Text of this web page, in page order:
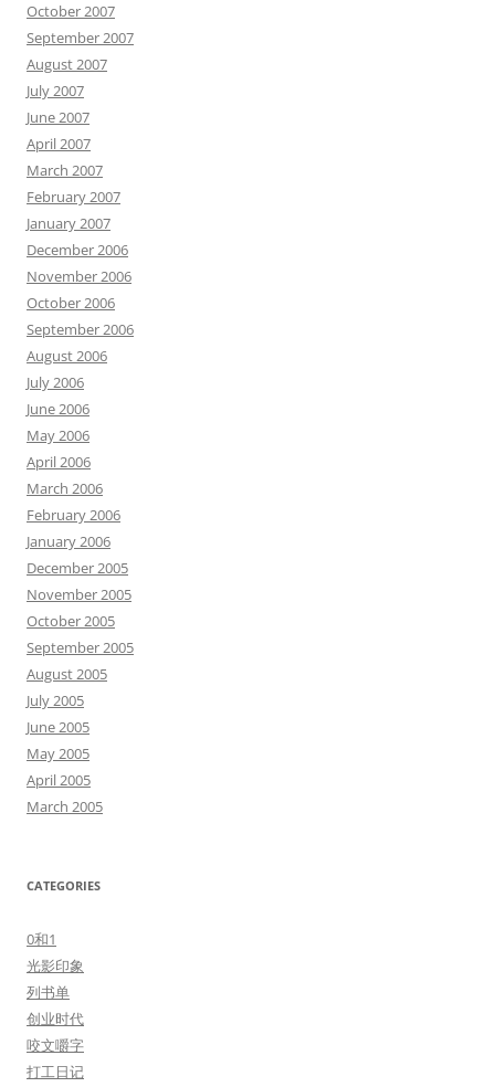
October 2007
September 2007
August 2007
July 2007
June 2007
April 2007
March 2007
February 2007
January 2007
December 2006
November 2006
October 2006
September 2006
August 2006
July 2006
June 2006
May 2006
April 2006
March 2006
February 2006
January 2006
December 2005
November 2005
October 2005
September 2005
August 2005
July 2005
June 2005
May 2005
April 2005
March 2005
CATEGORIES
0和1
光影印象
列书单
创业时代
咬文嚼字
打工日记